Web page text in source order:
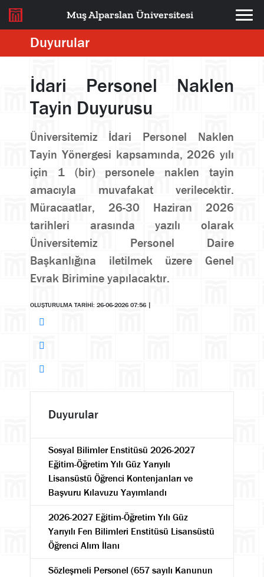
Muş Alparslan Üniversitesi
Duyurular
İdari Personel Naklen
Tayin Duyurusu
Üniversitemiz İdari Personel Naklen
Tayin Yönergesi kapsamında, 2026 yılı
için 1 (bir) personele naklen tayin
amacıyla muvafakat verilecektir.
Müracaatlar, 26-30 Haziran 2026
tarihleri arasında yazılı olarak
Üniversitemiz Personel Daire
Başkanlığına iletilmek üzere Genel
Evrak Birimine yapılacaktır.
OLUŞTURULMA TARİHİ: 26-06-2026 07:56 |
Duyurular
Sosyal Bilimler Enstitüsü 2026-2027
Eğitim-Öğretim Yılı Güz Yarıyılı
Lisansüstü Öğrenci Kontenjanları ve
Başvuru Kılavuzu Yayımlandı
2026-2027 Eğitim-Öğretim Yılı Güz
Yarıyılı Fen Bilimleri Enstitüsü Lisansüstü
Öğrenci Alım İlanı
Sözleşmeli Personel (657 sayılı Kanunun